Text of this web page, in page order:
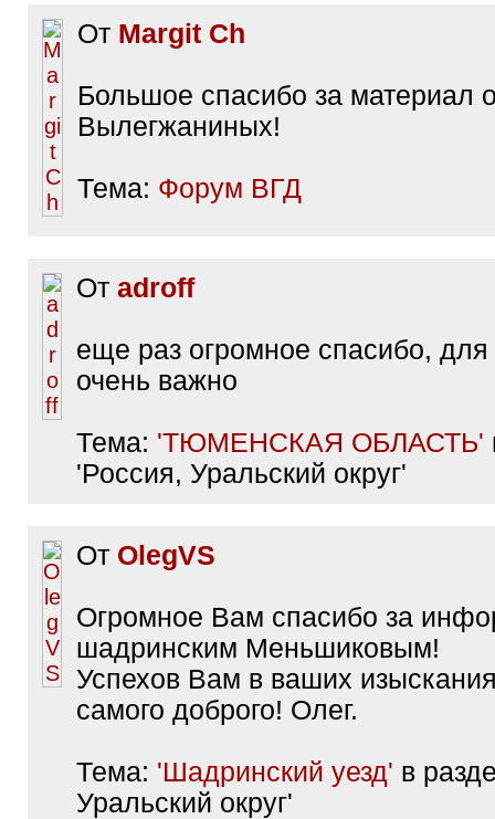
От Margit Ch
Большое спасибо за материал
Вылегжаниных!
Тема: Форум ВГД
От adroff
еще раз огромное спасибо, для
очень важно
Тема: 'ТЮМЕНСКАЯ ОБЛАСТЬ'
'Россия, Уральский округ'
От OlegVS
Огромное Вам спасибо за
шадринским Меньшиковым!
Успехов Вам в ваших
самого доброго! Олег.
Тема: 'Шадринский уезд' в
Уральский округ'